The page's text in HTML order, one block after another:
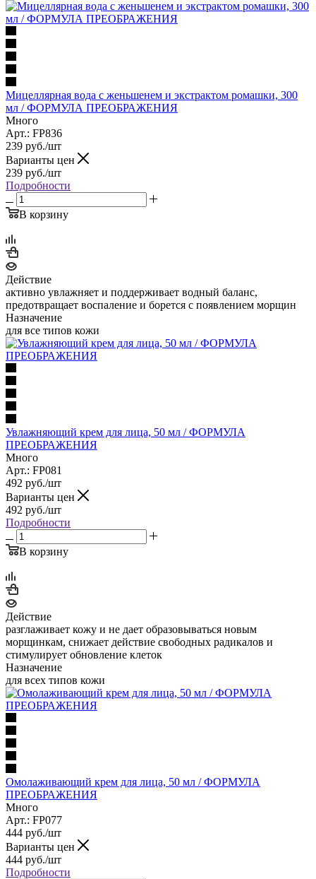
Мицеллярная вода с женьшенем и экстрактом ромашки, 300
мл / ФОРМУЛА ПРЕОБРАЖЕНИЯ
Много
Арт.: FP836
239 руб./шт
Варианты цен
239 руб./шт
Подробности
В корзину
Действие
активно увлажняет и поддерживает водный баланс,
предотвращает воспаление и борется с появлением морщин
Назначение
для все типов кожи
Увлажняющий крем для лица, 50 мл / ФОРМУЛА
ПРЕОБРАЖЕНИЯ
Много
Арт.: FP081
492 руб./шт
Варианты цен
492 руб./шт
Подробности
В корзину
Действие
разглаживает кожу и не дает образовываться новым
морщинкам, снижает действие свободных радикалов и
стимулирует обновление клеток
Назначение
для всех типов кожи
Омолаживающий крем для лица, 50 мл / ФОРМУЛА
ПРЕОБРАЖЕНИЯ
Много
Арт.: FP077
444 руб./шт
Варианты цен
444 руб./шт
Подробности